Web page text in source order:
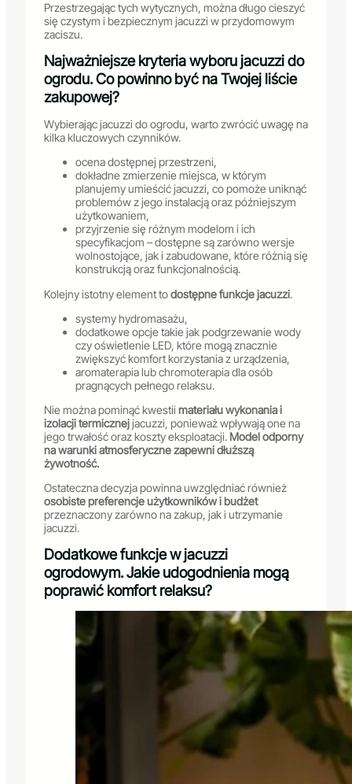
Przestrzegając tych wytycznych, można długo cieszyć
się czystym i bezpiecznym jacuzzi w przydomowym
zaciszu.
Najważniejsze kryteria wyboru jacuzzi do
ogrodu. Co powinno być na Twojej liście
zakupowej?
Wybierając jacuzzi do ogrodu, warto zwrócić uwagę na
kilka kluczowych czynników.
ocena dostępnej przestrzeni,
dokładne zmierzenie miejsca, w którym
planujemy umieścić jacuzzi, co pomoże uniknąć
problemów z jego instalacją oraz późniejszym
użytkowaniem,
przyjrzenie się różnym modelom i ich
specyfikacjom – dostępne są zarówno wersje
wolnostojące, jak i zabudowane, które różnią się
konstrukcją oraz funkcjonalnością.
Kolejny istotny element todostępne funkcje jacuzzi.
systemy hydromasażu,
dodatkowe opcje takie jak podgrzewanie wody
czy oświetlenie LED, które mogą znacznie
zwiększyć komfort korzystania z urządzenia,
aromaterapia lub chromoterapia dla osób
pragnących pełnego relaksu.
Nie można pominąć kwestii materiału wykonania i
izolacji termicznejjacuzzi, ponieważ wpływają one na
jego trwałość oraz koszty eksploatacji. Model odporny
na warunki atmosferyczne zapewni dłuższą
żywotność.
Ostateczna decyzja powinna uwzględniać również
osobiste preferencje użytkowników i budżet
przeznaczony zarówno na zakup, jak i utrzymanie
jacuzzi.
Dodatkowe funkcje w jacuzzi
ogrodowym. Jakie udogodnienia mogą
poprawić komfort relaksu?